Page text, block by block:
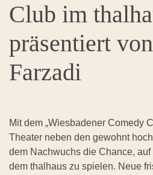
Club im
präsentiert
Farzadi
Mit dem „Wiesbadener Comedy
Theater neben den gewohnt
dem Nachwuchs die Chance,
dem thalhaus zu spielen. Neue